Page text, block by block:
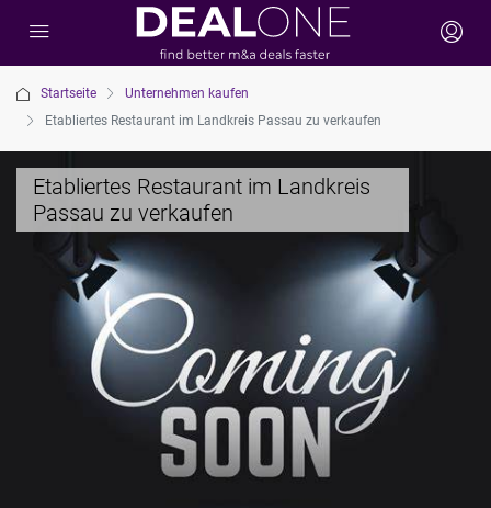
Startseite
Unternehmen kaufen
Etabliertes Restaurant im Landkreis Passau zu verkaufen
Etabliertes Restaurant im Landkreis
Passau zu verkaufen